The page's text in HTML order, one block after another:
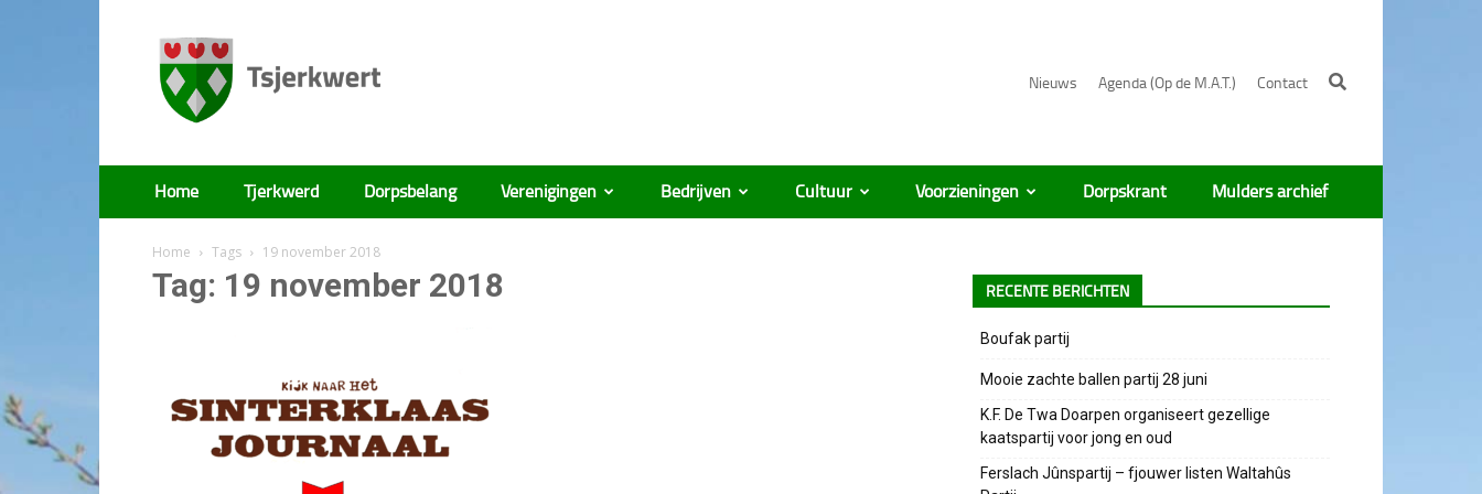
Nieuws Agenda (Op de M.A.T.) Contact
Tsjerkwert
Home Tjerkwerd Dorpsbelang Verenigingen Bedrijven Cultuur Voorzieningen Dorpskrant Mulders archief
Home Tags 19 november 2018
Tag: 19 november 2018 RECENTE BERICHTEN
Boufak partij
Mooie zachte ballen partij 28 juni
K.F. De Twa Doarpen organiseert gezellige
kaatspartij voor jong en oud
Ferslach Jûnspartij – fjouwer listen Waltahûs